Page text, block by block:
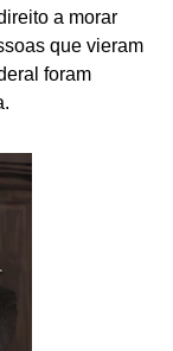
a morar
que vieram
foram